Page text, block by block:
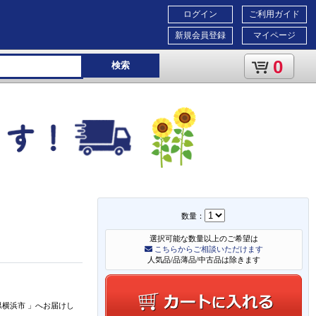
ご利用ガイド
マイページ
ログイン
新規会員登録
検索 0
数量：
選択可能な数量以上のご希望は
こちらからご相談いただけます
人気品/品薄品/中古品は除きます
横浜市 」 へお届けし